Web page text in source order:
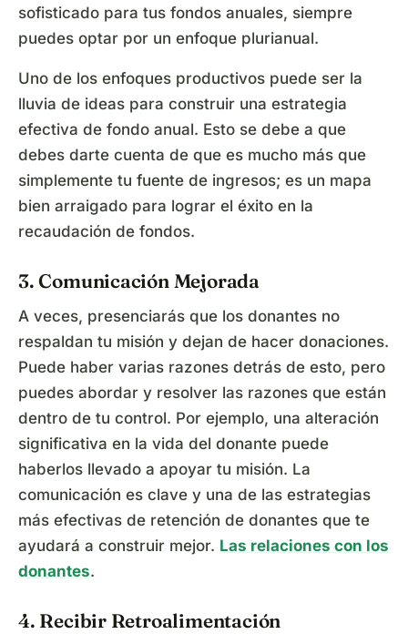
sofisticado para tus fondos anuales, siempre
puedes optar por un enfoque plurianual.
Uno de los enfoques productivos puede ser la
lluvia de ideas para construir una estrategia
efectiva de fondo anual. Esto se debe a que
debes darte cuenta de que es mucho más que
simplemente tu fuente de ingresos; es un mapa
bien arraigado para lograr el éxito en la
recaudación de fondos.
3. Comunicación Mejorada
A veces, presenciarás que los donantes no
respaldan tu misión y dejan de hacer donaciones.
Puede haber varias razones detrás de esto, pero
puedes abordar y resolver las razones que están
dentro de tu control. Por ejemplo, una alteración
significativa en la vida del donante puede
haberlos llevado a apoyar tu misión. La
comunicación es clave y una de las estrategias
más efectivas de retención de donantes que te
ayudará a construir mejor. Las relaciones con los
donantes.
4. Recibir Retroalimentación